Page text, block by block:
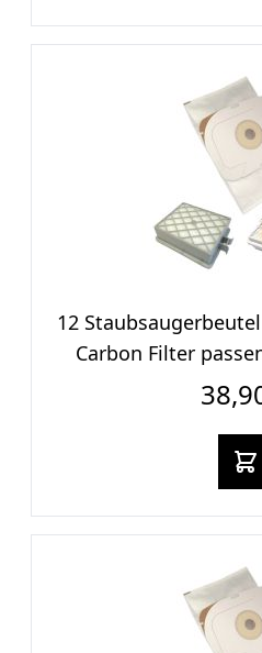
12
Carbon Filter